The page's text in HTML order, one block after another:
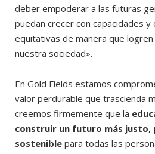
deber empoderar a las futuras
puedan crecer con capacidades
equitativas de manera que
nuestra sociedad».
En Gold Fields estamos
valor perdurable que trascienda
creemos firmemente que la
construir un futuro más justo,
sostenible para todas las